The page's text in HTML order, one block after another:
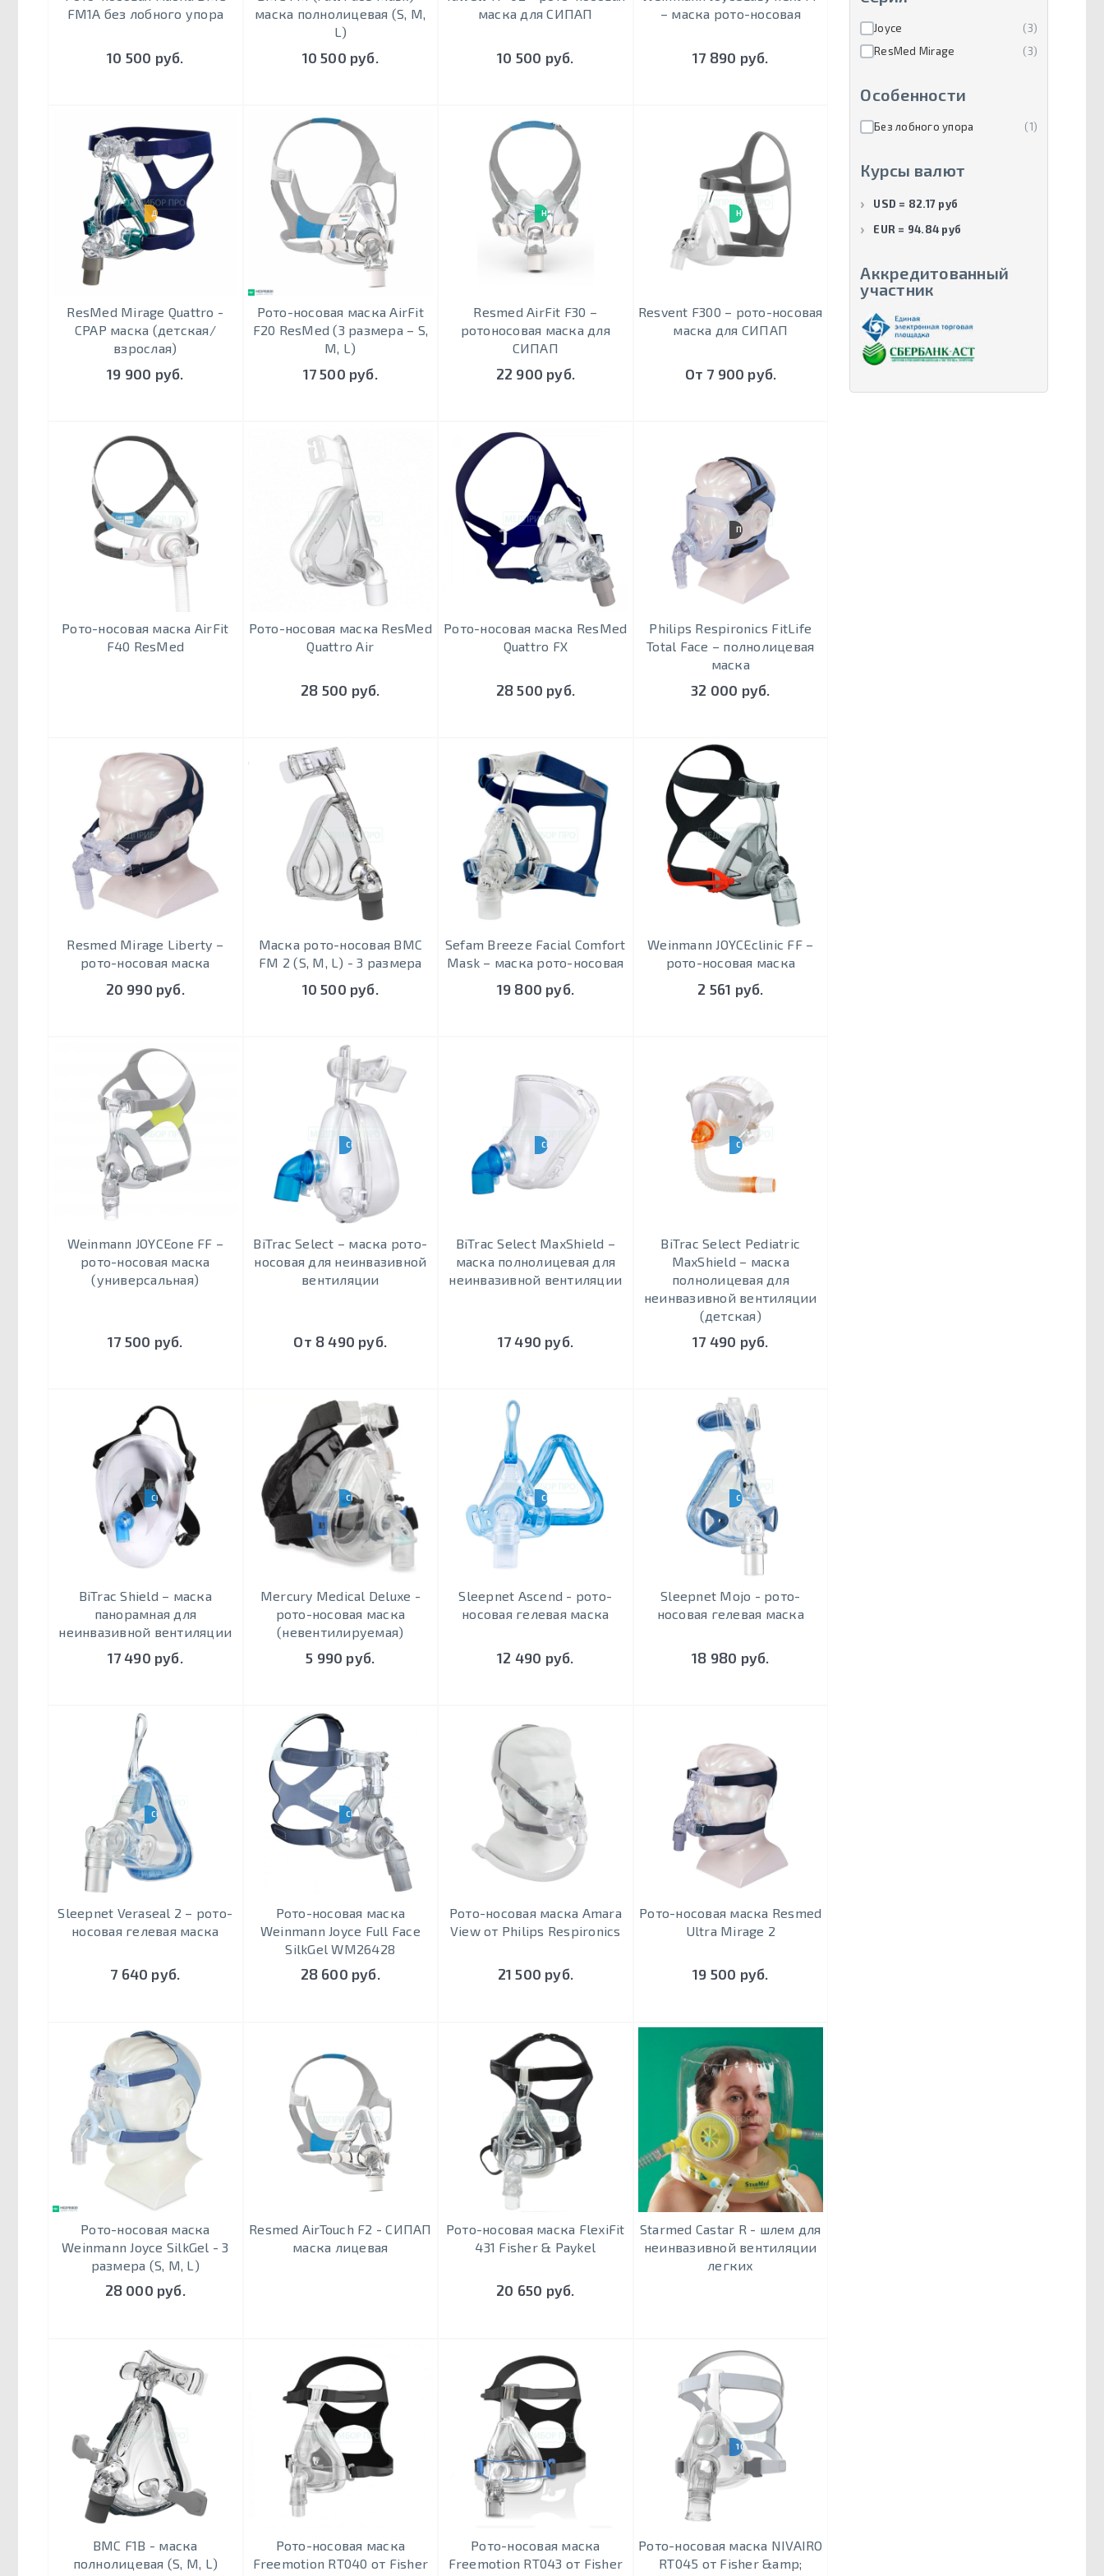
FM1A без лобного упора
10 500 руб.
маска полнолицевая (S, M,
L)
10 500 руб.
маска для СИПАП
10 500 руб.
– маска рото-носовая
17 890 руб.
ДЕТСКАЯ
ResMed Mirage Quattro -
CPAP маска (детская/
взрослая)
19 900 руб.
Рото-носовая маска AirFit
F20 ResMed (3 размера – S,
М, L)
17 500 руб.
НОВИНКА
Resmed AirFit F30 –
ротоносовая маска для
СИПАП
22 900 руб.
НОВИНКА
Resvent F300 – рото-носовая
маска для СИПАП
От 7 900 руб.
Рото-носовая маска AirFit
F40 ResMed
Рото-носовая маска ResMed
Quattro Air
28 500 руб.
Рото-носовая маска ResMed
Quattro FX
28 500 руб.
ПОЛНОЛИЦЕВАЯ
Philips Respironics FitLife
Total Face – полнолицевая
маска
32 000 руб.
Resmed Mirage Liberty –
рото-носовая маска
20 990 руб.
Маска рото-носовая BMC
FM 2 (S, M, L) - 3 размера
10 500 руб.
Sefam Breeze Facial Comfort
Mask – маска рото-носовая
19 800 руб.
Weinmann JOYCEclinic FF –
рото-носовая маска
2 561 руб.
Weinmann JOYCEone FF –
рото-носовая маска
(универсальная)
17 500 руб.
CPAP-BPAP-НВЛ
BiTrac Select – маска рото-
носовая для неинвазивной
вентиляции
От 8 490 руб.
CPAP-BPAP-НВЛ
BiTrac Select MaxShield –
маска полнолицевая для
неинвазивной вентиляции
17 490 руб.
CPAP-BPAP-НВЛ
BiTrac Select Pediatric
MaxShield – маска
полнолицевая для
неинвазивной вентиляции
(детская)
17 490 руб.
CPAP-BPAP-НВЛ
BiTrac Shield – маска
панорамная для
неинвазивной вентиляции
17 490 руб.
CPAP-BPAP-НВЛ
Mercury Medical Deluxe -
рото-носовая маска
(невентилируемая)
5 990 руб.
CPAP-BPAP-НВЛ
Sleepnet Ascend - рото-
носовая гелевая маска
12 490 руб.
CPAP-BPAP-НВЛ
Sleepnet Mojo - рото-
носовая гелевая маска
18 980 руб.
CPAP-BPAP-НВЛ
Sleepnet Veraseal 2 – рото-
носовая гелевая маска
7 640 руб.
CPAP-BPAP-НВЛ
Рото-носовая маска
Weinmann Joyce Full Face
SilkGel WM26428
28 600 руб.
Рото-носовая маска Amara
View от Philips Respironics
21 500 руб.
Рото-носовая маска Resmed
Ultra Mirage 2
19 500 руб.
Рото-носовая маска
Weinmann Joyce SilkGel - 3
размера (S, M, L)
28 000 руб.
Resmed AirTouch F2 - СИПАП
маска лицевая
Рото-носовая маска FlexiFit
431 Fisher & Paykel
20 650 руб.
Starmed Castar R - шлем для
неинвазивной вентиляции
легких
BMC F1B - маска
полнолицевая (S, M, L)
Рото-носовая маска
Freemotion RT040 от Fisher
Рото-носовая маска
Freemotion RT043 от Fisher
10 ШТ./УП.
Рото-носовая маска NIVAIRO
RT045 от Fisher &amp;
Joyce
(3)
ResMed Mirage
(3)
Особенности
Без лобного упора (1)
Курсы валют
USD = 82.17 руб
EUR = 94.84 руб
Аккредитованный
участник